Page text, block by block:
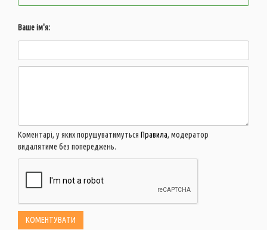
Ваше ім'я:
Коментарі, у яких порушуватимуться Правила, модератор
видалятиме без попереджень.